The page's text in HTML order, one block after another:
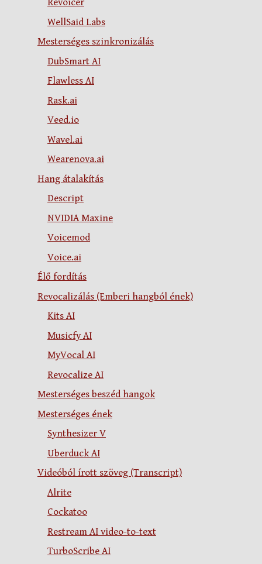
Revoicer
WellSaid Labs
Mesterséges szinkronizálás
DubSmart AI
Flawless AI
Rask.ai
Veed.io
Wavel.ai
Wearenova.ai
Hang átalakítás
Descript
NVIDIA Maxine
Voicemod
Voice.ai
Élő fordítás
Revocalizálás (Emberi hangból ének)
Kits AI
Musicfy AI
MyVocal AI
Revocalize AI
Mesterséges beszéd hangok
Mesterséges ének
Synthesizer V
Uberduck AI
Videóból írott szöveg (Transcript)
Alrite
Cockatoo
Restream AI video-to-text
TurboScribe AI